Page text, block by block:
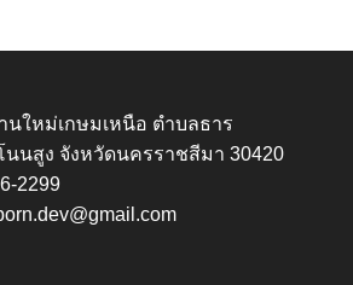
นใหม่เกษมเหนือ ตำบลธาร
นนสูง จังหวัดนครราชสีมา 30420
2299